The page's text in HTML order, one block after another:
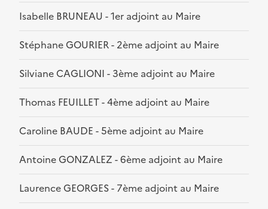
Isabelle BRUNEAU - 1er adjoint au Maire
Stéphane GOURIER - 2ème adjoint au Maire
Silviane CAGLIONI - 3ème adjoint au Maire
Thomas FEUILLET - 4ème adjoint au Maire
Caroline BAUDE - 5ème adjoint au Maire
Antoine GONZALEZ - 6ème adjoint au Maire
Laurence GEORGES - 7ème adjoint au Maire